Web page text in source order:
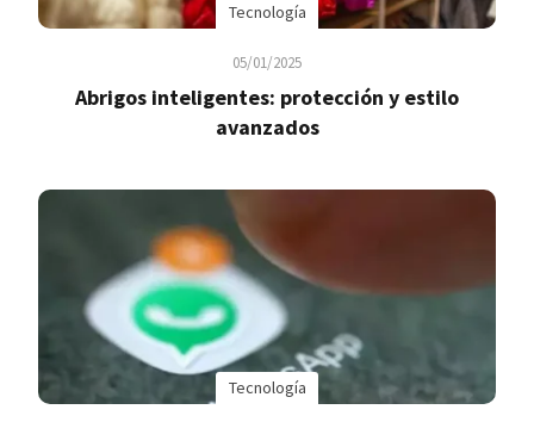
Tecnología
05/01/2025
Abrigos inteligentes: protección y estilo
avanzados
Tecnología